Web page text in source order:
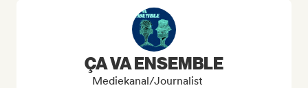
ÇA VA ENSEMBLE
Mediekanal/journalist